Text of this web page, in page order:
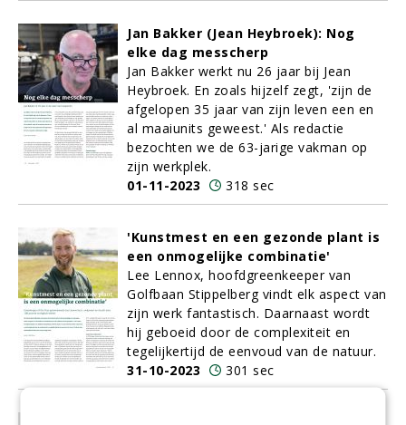
Jan Bakker (Jean Heybroek): Nog
elke dag messcherp
Jan Bakker werkt nu 26 jaar bij Jean
Heybroek. En zoals hijzelf zegt, 'zijn de
afgelopen 35 jaar van zijn leven een en
al maaiunits geweest.' Als redactie
bezochten we de 63-jarige vakman op
zijn werkplek.
01-11-2023
318 sec
'Kunstmest en een gezonde plant is
een onmogelijke combinatie'
Lee Lennox, hoofdgreenkeeper van
Golfbaan Stippelberg vindt elk aspect van
zijn werk fantastisch. Daarnaast wordt
hij geboeid door de complexiteit en
tegelijkertijd de eenvoud van de natuur.
31-10-2023
301 sec